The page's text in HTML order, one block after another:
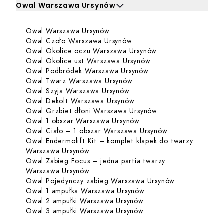
Owal Warszawa Ursynów
Kliknij, aby rozwinąć i zobaczyć zabiegi dla Owal
Zabiegi dla Owal Warszawa Ursynów
Owal Warszawa UrsynówDowiedz się więcej o Owal
Owal Czoło Warszawa UrsynówDowiedz się więcej o
Owal Okolice oczu Warszawa Ursynów
Owal Okolice ust Warszawa UrsynówDowiedz się więcej
Owal Podbródek Warszawa UrsynówDowiedz się więcej o
Owal Twarz Warszawa UrsynówDowiedz się więcej o
Owal Szyja Warszawa UrsynówDowiedz się więcej o Owal
Owal Dekolt Warszawa UrsynówDowiedz się więcej o
Owal Grzbiet dłoni Warszawa Ursynów
Owal 1 obszar Warszawa Ursynów
Owal Ciało – 1 obszar Warszawa UrsynówDowiedz się
Owal Endermolift Kit – komplet klapek do twarzy
Warszawa UrsynówDowiedz się więcej o Owal
Owal Zabieg Focus – jedna partia twarzy
Warszawa UrsynówDowiedz się więcej o Owal Zabieg
Owal Pojedynczy zabieg Warszawa Ursynów
Owal 1 ampułka Warszawa UrsynówDowiedz się więcej o
Owal 2 ampułki Warszawa UrsynówDowiedz się więcej o
Owal 3 ampułki Warszawa UrsynówDowiedz się więcej o